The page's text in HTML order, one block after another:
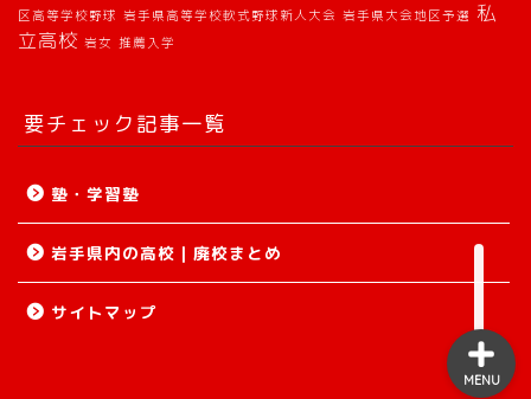
区高等学校野球 岩手県高等学校軟式野球新人大会 岩手県大会地区予選 私
立高校 岩女 推薦入学
要チェック記事一覧
塾・学習塾
岩手県内の高校｜廃校まとめ
サイトマップ
MENU
定時制
塾・学習塾